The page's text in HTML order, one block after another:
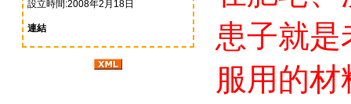
設立時間:2008年2月18日
連結
患子就
服用的